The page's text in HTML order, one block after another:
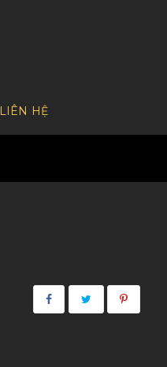
LIÊN HỆ